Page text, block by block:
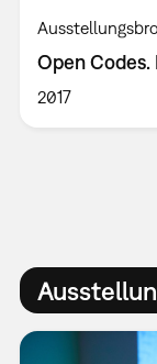
Open
2017